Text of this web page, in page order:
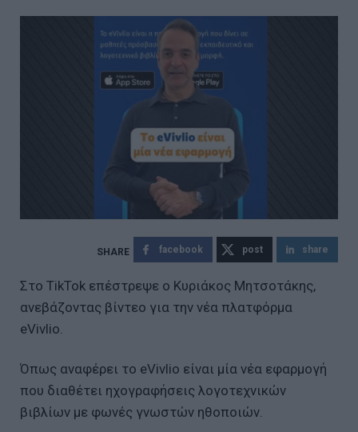
facebook post share
Στο TikTok επέστρεψε ο Κυριάκος Μητσοτάκης,
ανεβάζοντας βίντεο για την νέα πλατφόρμα
eVivlio.
Όπως αναφέρει το eVivlio είναι μία νέα εφαρμογή
που διαθέτει ηχογραφήσεις λογοτεχνικών
βιβλίων με φωνές γνωστών ηθοποιών.